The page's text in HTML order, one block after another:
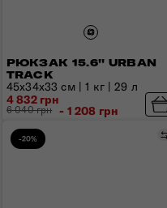
РЮКЗАК 15.6'' URBAN
TRACK
45x34x33 см | 1 кг | 29 л
4 832 грн
6 040 грн - 1 208 грн
-20%